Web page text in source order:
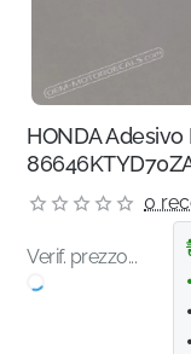
HONDA
0
Verif. prezzo...